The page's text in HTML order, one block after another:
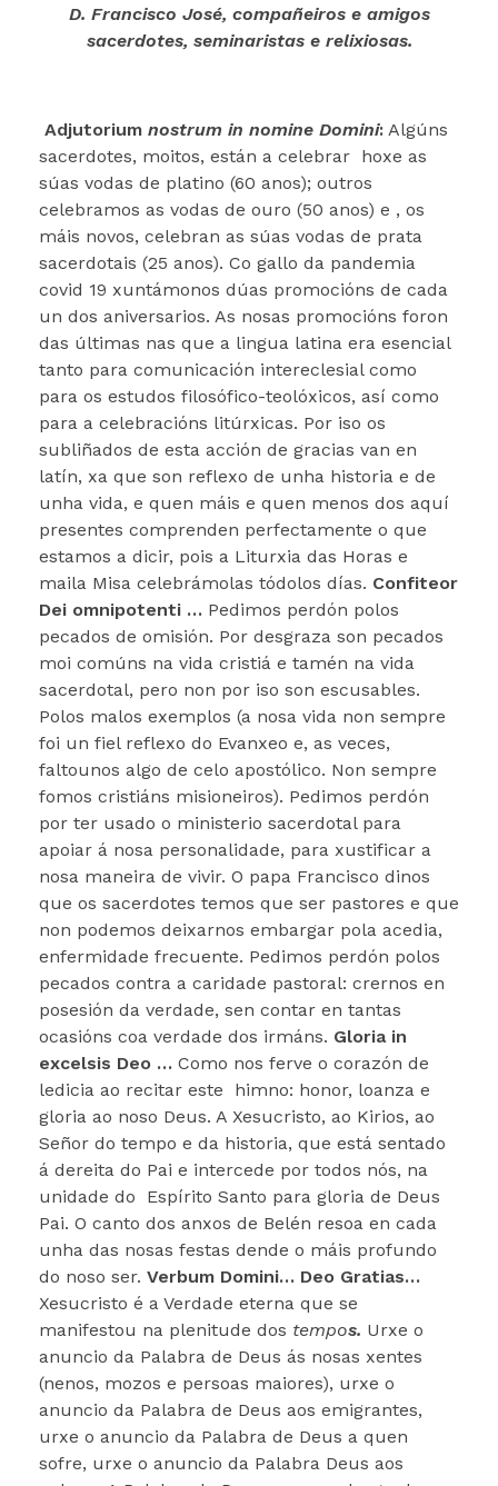
D. Francisco José, compañeiros e amigos
sacerdotes, seminaristas e relixiosas.
Adjutorium nostrum in nomine Domini: Algúns
sacerdotes, moitos, están a celebrar hoxe as
súas vodas de platino (60 anos); outros
celebramos as vodas de ouro (50 anos) e , os
máis novos, celebran as súas vodas de prata
sacerdotais (25 anos). Co gallo da pandemia
covid 19 xuntámonos dúas promocións de cada
un dos aniversarios. As nosas promocións foron
das últimas nas que a lingua latina era esencial
tanto para comunicación intereclesial como
para os estudos filosófico-teolóxicos, así como
para a celebracións litúrxicas. Por iso os
subliñados de esta acción de gracias van en
latín, xa que son reflexo de unha historia e de
unha vida, e quen máis e quen menos dos aquí
presentes comprenden perfectamente o que
estamos a dicir, pois a Liturxia das Horas e
maila Misa celebrámolas tódolos días. Confiteor
Dei omnipotenti … Pedimos perdón polos
pecados de omisión. Por desgraza son pecados
moi comúns na vida cristiá e tamén na vida
sacerdotal, pero non por iso son escusables.
Polos malos exemplos (a nosa vida non sempre
foi un fiel reflexo do Evanxeo e, as veces,
faltounos algo de celo apostólico. Non sempre
fomos cristiáns misioneiros). Pedimos perdón
por ter usado o ministerio sacerdotal para
apoiar á nosa personalidade, para xustificar a
nosa maneira de vivir. O papa Francisco dinos
que os sacerdotes temos que ser pastores e que
non podemos deixarnos embargar pola acedia,
enfermidade frecuente. Pedimos perdón polos
pecados contra a caridade pastoral: crernos en
posesión da verdade, sen contar en tantas
ocasións coa verdade dos irmáns. Gloria in
excelsis Deo … Como nos ferve o corazón de
ledicia ao recitar este himno: honor, loanza e
gloria ao noso Deus. A Xesucristo, ao Kirios, ao
Señor do tempo e da historia, que está sentado
á dereita do Pai e intercede por todos nós, na
unidade do Espírito Santo para gloria de Deus
Pai. O canto dos anxos de Belén resoa en cada
unha das nosas festas dende o máis profundo
do noso ser. Verbum Domini… Deo Gratias…
Xesucristo é a Verdade eterna que se
manifestou na plenitude dos tempos. Urxe o
anuncio da Palabra de Deus ás nosas xentes
(nenos, mozos e persoas maiores), urxe o
anuncio da Palabra de Deus aos emigrantes,
urxe o anuncio da Palabra de Deus a quen
sofre, urxe o anuncio da Palabra Deus aos